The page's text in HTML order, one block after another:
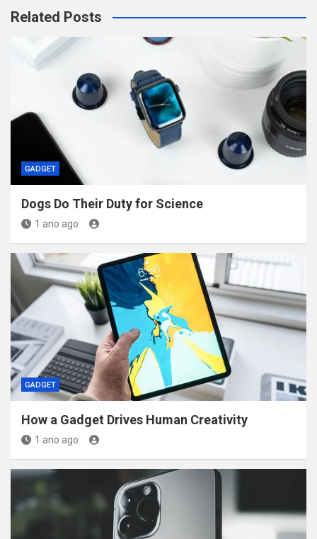
Related Posts
GADGET
Dogs Do Their Duty for Science
1 ano ago
GADGET
How a Gadget Drives Human Creativity
1 ano ago